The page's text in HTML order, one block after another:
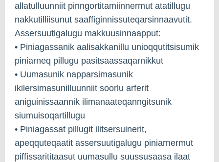
allatulluunniit pinngortitamiinnermut atatillugu
nakkutilliisunut saaffiginnissuteqarsinnaavutit.
Assersuutigalugu makkuusinnaapput:
• Piniagassanik aalisakkanillu unioqqutitsisumik
piniarneq pillugu pasitsaassaqarnikkut
• Uumasunik napparsimasunik
ikilersimasunilluunniit soorlu arferit
aniguinissaannik ilimanaateqanngitsunik
siumuisoqartillugu
• Piniagassat pillugit ilitsersuinerit,
apeqquteqaatit assersuutigalugu piniarnermut
piffissarititaasut uumasullu suussusaasa ilaat